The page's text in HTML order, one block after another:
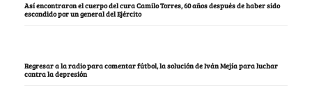
Así encontraron el cuerpo del cura Camilo Torres, 60 años después de haber sido
escondido por un general del Ejército
Regresar a la radio para comentar fútbol, la solución de Iván Mejía para luchar
contra la depresión